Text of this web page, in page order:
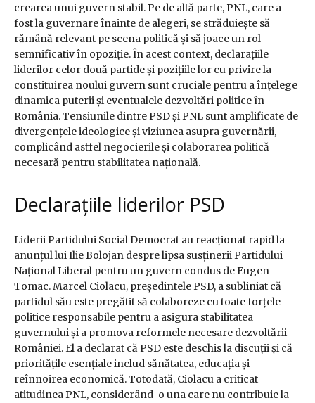
crearea unui guvern stabil. Pe de altă parte, PNL, care a
fost la guvernare înainte de alegeri, se străduiește să
rămână relevant pe scena politică și să joace un rol
semnificativ în opoziție. În acest context, declarațiile
liderilor celor două partide și pozițiile lor cu privire la
constituirea noului guvern sunt cruciale pentru a înțelege
dinamica puterii și eventualele dezvoltări politice în
România. Tensiunile dintre PSD și PNL sunt amplificate de
divergențele ideologice și viziunea asupra guvernării,
complicând astfel negocierile și colaborarea politică
necesară pentru stabilitatea națională.
Declarațiile liderilor PSD
Liderii Partidului Social Democrat au reacționat rapid la
anunțul lui Ilie Bolojan despre lipsa susținerii Partidului
Național Liberal pentru un guvern condus de Eugen
Tomac. Marcel Ciolacu, președintele PSD, a subliniat că
partidul său este pregătit să colaboreze cu toate forțele
politice responsabile pentru a asigura stabilitatea
guvernului și a promova reformele necesare dezvoltării
României. El a declarat că PSD este deschis la discuții și că
prioritățile esențiale includ sănătatea, educația și
reînnoirea economică. Totodată, Ciolacu a criticat
atitudinea PNL, considerând-o una care nu contribuie la